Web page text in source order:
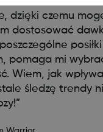
dzięki czemu
dostosować
pomaga mi
Wiem, jak
śledzę trendy